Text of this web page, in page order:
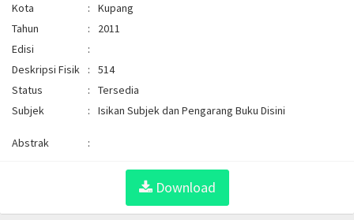
Kota
:
Kupang
Tahun
:
2011
Edisi
:
Deskripsi Fisik
:
514
Status
:
Tersedia
Subjek
: Isikan Subjek dan Pengarang Buku Disini
Abstrak :
Download